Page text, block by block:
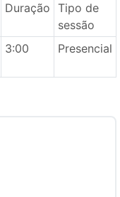
Duração Tipo de
sessão
3:00 Presencial